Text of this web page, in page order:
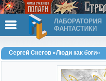
ЛАБОРАТОРИЯ
ФАНТАСТИКИ
Сергей Снегов «Люди как боги»